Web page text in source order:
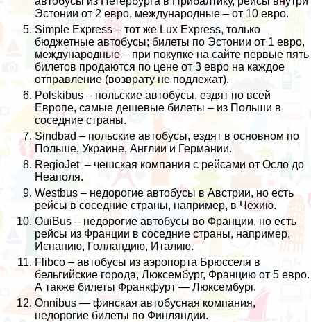
Эстонии от 2 евро, международные – от 10 евро.
Simple Express– тот же Lux Express, только
бюджетные автобусы; билеты по Эстонии от 1 евро,
международные – при покупке на сайте первые пять
билетов продаются по цене от 3 евро на каждое
отправление (возврату не подлежат).
Polskibus – польские автобусы, ездят по всей
Европе, самые дешевые билеты – из Польши в
соседние страны.
Sindbad – польские автобусы, ездят в основном по
Польше, Украине, Англии и Германии.
RegioJet – чешская компания с рейсами от Осло до
Неаполя.
Westbus – недорогие автобусы в Австрии, но есть
рейсы в соседние страны, например, в Чехию.
OuiBus – недорогие автобусы во Франции, но есть
рейсы из Франции в соседние страны, например,
Испанию, Голландию, Италию.
Flibco – автобусы из аэропорта Брюсселя в
бельгийские города, Люксембург, Францию от 5 евро.
А также билеты Франкфурт — Люксембург.
Onnibus — финская автобусная компания,
недорогие билеты по Финляндии.